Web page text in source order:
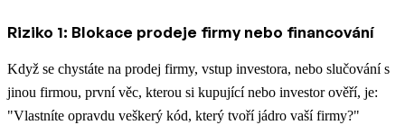
Riziko 1: Blokace prodeje firmy nebo financování
Když se chystáte na prodej firmy, vstup investora, nebo slučování s
jinou firmou, první věc, kterou si kupující nebo investor ověří, je:
"Vlastníte opravdu veškerý kód, který tvoří jádro vaší firmy?"